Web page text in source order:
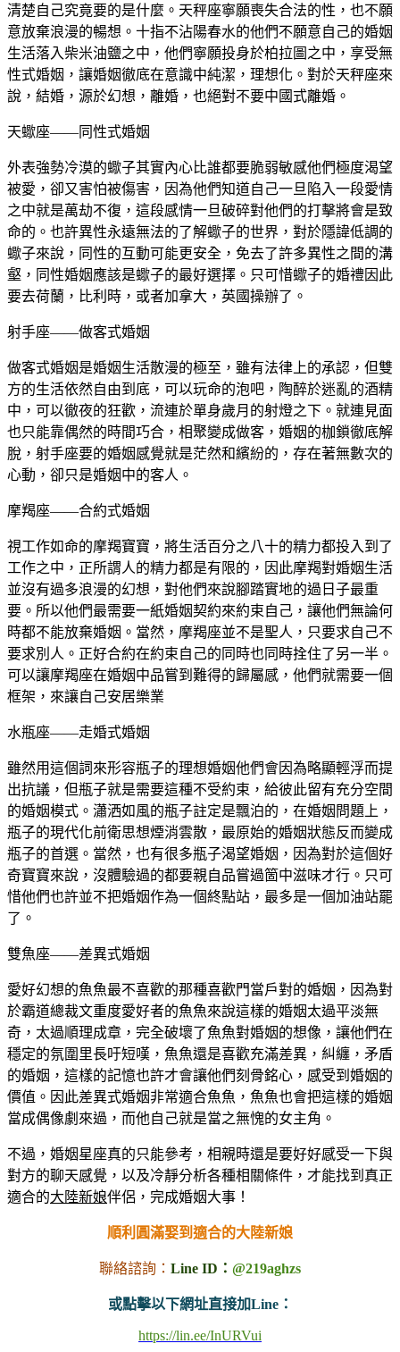
清楚自己究竟要的是什麼。天秤座寧願喪失合法的性，也不願
意放棄浪漫的暢想。十指不沾陽春水的他們不願意自己的婚姻
生活落入柴米油鹽之中，他們寧願投身於柏拉圖之中，享受無
性式婚姻，讓婚姻徹底在意識中純潔，理想化。對於天秤座來
說，結婚，源於幻想，離婚，也絕對不要中國式離婚。
天蠍座——同性式婚姻
外表強勢冷漠的蠍子其實內心比誰都要脆弱敏感他們極度渴望
被愛，卻又害怕被傷害，因為他們知道自己一旦陷入一段愛情
之中就是萬劫不復，這段感情一旦破碎對他們的打擊將會是致
命的。也許異性永遠無法的了解蠍子的世界，對於隱諱低調的
蠍子來說，同性的互動可能更安全，免去了許多異性之間的溝
壑，同性婚姻應該是蠍子的最好選擇。只可惜蠍子的婚禮因此
要去荷蘭，比利時，或者加拿大，英國操辦了。
射手座——做客式婚姻
做客式婚姻是婚姻生活散漫的極至，雖有法律上的承認，但雙
方的生活依然自由到底，可以玩命的泡吧，陶醉於迷亂的酒精
中，可以徹夜的狂歡，流連於單身歲月的射燈之下。就連見面
也只能靠偶然的時間巧合，相聚變成做客，婚姻的枷鎖徹底解
脫，射手座要的婚姻感覺就是茫然和繽紛的，存在著無數次的
心動，卻只是婚姻中的客人。
摩羯座——合約式婚姻
視工作如命的摩羯寶寶，將生活百分之八十的精力都投入到了
工作之中，正所謂人的精力都是有限的，因此摩羯對婚姻生活
並沒有過多浪漫的幻想，對他們來說腳踏實地的過日子最重
要。所以他們最需要一紙婚姻契約來約束自己，讓他們無論何
時都不能放棄婚姻。當然，摩羯座並不是聖人，只要求自己不
要求別人。正好合約在約束自己的同時也同時拴住了另一半。
可以讓摩羯座在婚姻中品嘗到難得的歸屬感，他們就需要一個
框架，來讓自己安居樂業
水瓶座——走婚式婚姻
雖然用這個詞來形容瓶子的理想婚姻他們會因為略顯輕浮而提
出抗議，但瓶子就是需要這種不受約束，給彼此留有充分空間
的婚姻模式。瀟洒如風的瓶子註定是飄泊的，在婚姻問題上，
瓶子的現代化前衛思想煙消雲散，最原始的婚姻狀態反而變成
瓶子的首選。當然，也有很多瓶子渴望婚姻，因為對於這個好
奇寶寶來說，沒體驗過的都要親自品嘗過箇中滋味才行。只可
惜他們也許並不把婚姻作為一個終點站，最多是一個加油站罷
了。
雙魚座——差異式婚姻
愛好幻想的魚魚最不喜歡的那種喜歡門當戶對的婚姻，因為對
於霸道總裁文重度愛好者的魚魚來說這樣的婚姻太過平淡無
奇，太過順理成章，完全破壞了魚魚對婚姻的想像，讓他們在
穩定的氛圍里長吁短嘆，魚魚還是喜歡充滿差異，糾纏，矛盾
的婚姻，這樣的記憶也許才會讓他們刻骨銘心，感受到婚姻的
價值。因此差異式婚姻非常適合魚魚，魚魚也會把這樣的婚姻
當成偶像劇來過，而他自己就是當之無愧的女主角。
不過，婚姻星座真的只能參考，相親時還是要好好感受一下與
對方的聊天感覺，以及冷靜分析各種相關條件，才能找到真正
適合的大陸新娘伴侶，完成婚姻大事！
順利圓滿娶到適合的大陸新娘
聯絡諮詢： Line ID： @219aghzs
或點擊以下網址直接加Line：
https://lin.ee/InURVui